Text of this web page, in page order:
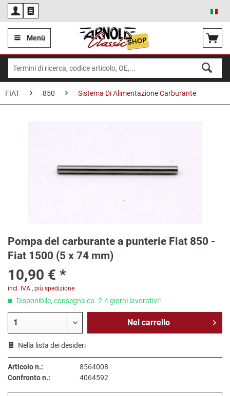
Menù
FIAT 850 Sistema Di Alimentazione Carburante
Pompa del carburante a punterie Fiat 850 -
Fiat 1500 (5 x 74 mm)
10,90 € *
incl. IVA , più spedizione
Disponibile, consegna ca. 2-4 giorni lavorativi¹
Nel carrello
Nella lista dei desideri
Articolo n.:
8564008
Confronto n.:
4064592